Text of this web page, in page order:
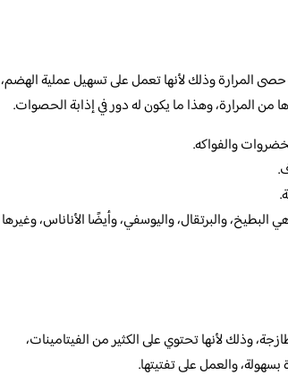
المرارة وذلك لأنها تعمل على تسهيل عملية الهضم،
من المرارة، وهذا ما يكون له دور في إذابة الحصوات.
والفواكه.
والبرتقال، واليوسفي، وأيضًا الأناناس، وغيرها
وذلك لأنها تحتوي على الكثير من الفيتامينات،
والعمل على تفتيتها.